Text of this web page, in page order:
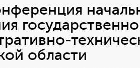
области